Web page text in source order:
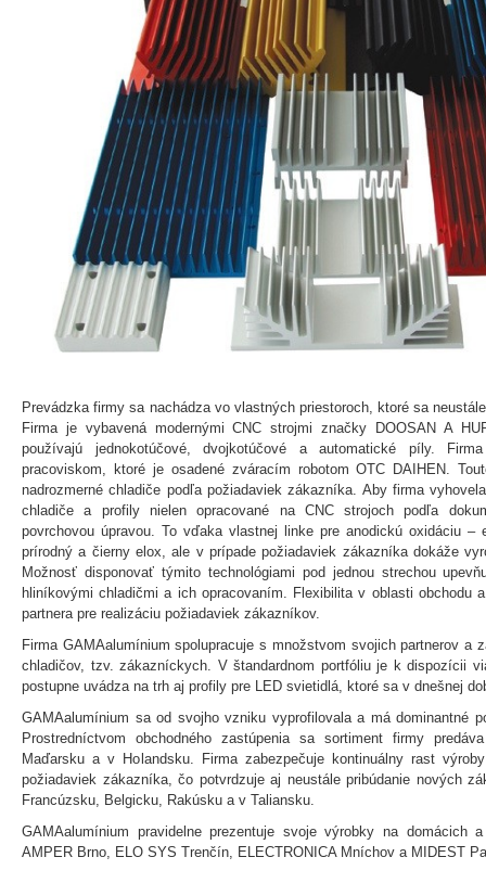
Prevádzka firmy sa nachádza vo vlastných priestoroch, ktoré sa
Firma je vybavená modernými CNC strojmi značky DOOSAN A
používajú jednokotúčové, dvojkotúčové a automatické píly.
pracoviskom, ktoré je osadené zváracím robotom OTC DAIHEN.
nadrozmerné chladiče podľa požiadaviek zákazníka. Aby firma
chladiče a profily nielen opracované na CNC strojoch podľa
povrchovou úpravou. To vďaka vlastnej linke pre anodickú oxidáciu –
prírodný a čierny elox, ale v prípade požiadaviek zákazníka dokáže
Možnosť disponovať týmito technológiami pod jednou strechou
hliníkovými chladičmi a ich opracovaním. Flexibilita v oblasti obchodu
partnera pre realizáciu požiadaviek zákazníkov.
Firma GAMAalumínium spolupracuje s množstvom svojich partnerov a
chladičov, tzv. zákazníckych. V štandardnom portfóliu je k dispozícii
postupne uvádza na trh aj profily pre LED svietidlá, ktoré sa v dnešnej
GAMAalumínium sa od svojho vzniku vyprofilovala a má dominantné
Prostredníctvom obchodného zastúpenia sa sortiment firmy
Maďarsku a v Holandsku. Firma zabezpečuje kontinuálny rast
požiadaviek zákazníka, čo potvrdzuje aj neustále pribúdanie nových
Francúzsku, Belgicku, Rakúsku a v Taliansku.
GAMAalumínium pravidelne prezentuje svoje výrobky na domácich
AMPER Brno, ELO SYS Trenčín, ELECTRONICA Mníchov a MIDEST